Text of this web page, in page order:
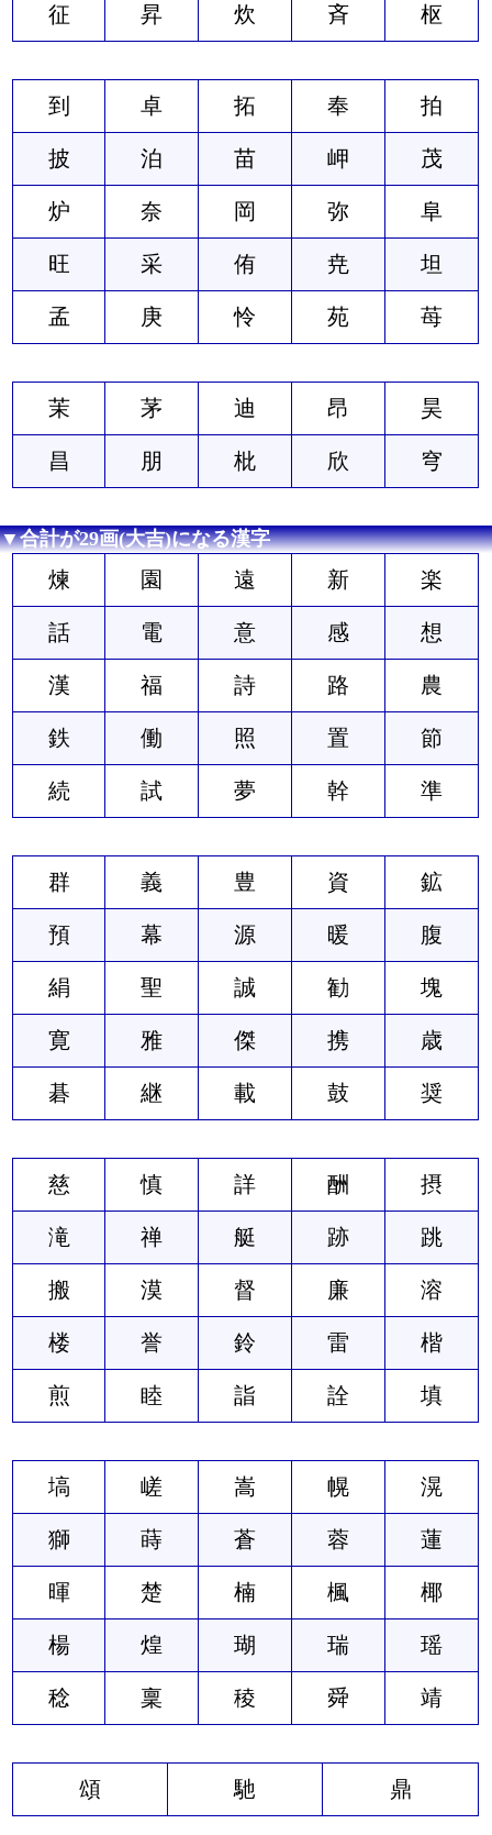
征 昇 炊 斉 枢
到 卓 拓 奉 拍
披 泊 苗 岬 茂
炉 奈 岡 弥 阜
旺 采 侑 尭 坦
孟 庚 怜 苑 苺
茉 茅 迪 昂 昊
昌 朋 枇 欣 穹
▼合計が29画(大吉)になる漢字
煉 園 遠 新 楽
話 電 意 感 想
漢 福 詩 路 農
鉄 働 照 置 節
続 試 夢 幹 準
群 義 豊 資 鉱
預 幕 源 暖 腹
絹 聖 誠 勧 塊
寛 雅 傑 携 歳
碁 継 載 鼓 奨
慈 慎 詳 酬 摂
滝 禅 艇 跡 跳
搬 漠 督 廉 溶
楼 誉 鈴 雷 楷
煎 睦 詣 詮 填
塙 嵯 嵩 幌 滉
獅 蒔 蒼 蓉 蓮
暉 楚 楠 楓 椰
楊 煌 瑚 瑞 瑶
稔 稟 稜 舜 靖
頌 馳 鼎